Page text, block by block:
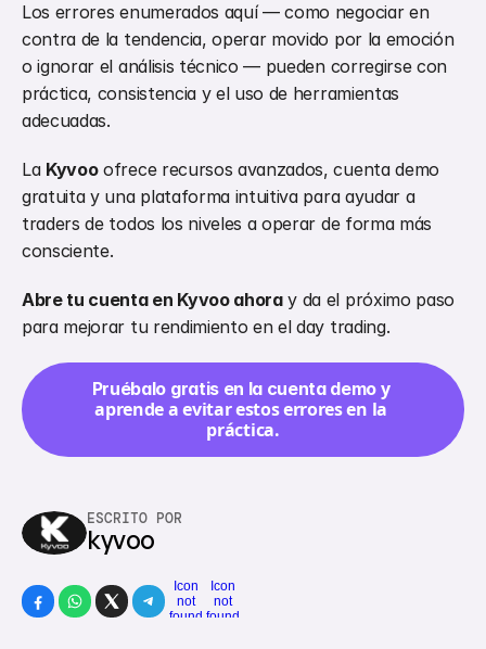
Los errores enumerados aquí — como negociar en
contra de la tendencia, operar movido por la emoción
o ignorar el análisis técnico — pueden corregirse con
práctica, consistencia y el uso de herramientas
adecuadas.
La Kyvoo ofrece recursos avanzados, cuenta demo
gratuita y una plataforma intuitiva para ayudar a
traders de todos los niveles a operar de forma más
consciente.
Abre tu cuenta en Kyvoo ahora y da el próximo paso
para mejorar tu rendimiento en el day trading.
Pruébalo gratis en la cuenta demo y
aprende a evitar estos errores en la
práctica.
kyvoo
ESCRITO POR
Icon
not
found
Icon
not
found